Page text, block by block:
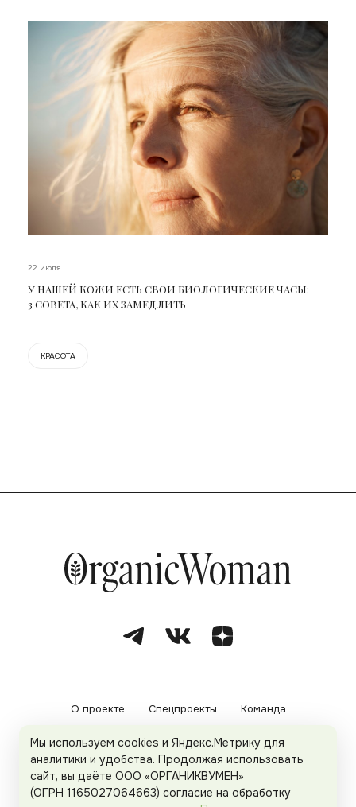
22 июля
У НАШЕЙ КОЖИ ЕСТЬ СВОИ БИОЛОГИЧЕСКИЕ ЧАСЫ:
3 СОВЕТА, КАК ИХ ЗАМЕДЛИТЬ
КРАСОТА
О проекте Спецпроекты Команда
Рекламодателям Политика конфиденциальности
Пользовательское соглашение
Мы используем cookies и Яндекс.Метрику для
аналитики и удобства. Продолжая использовать
сайт, вы даёте ООО «ОРГАНИКВУМЕН»
(ОГРН 1165027064663) согласие на обработку